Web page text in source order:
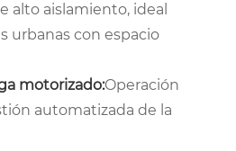
alto aislamiento, ideal
urbanas con espacio
motorizado:Operación
automatizada de la